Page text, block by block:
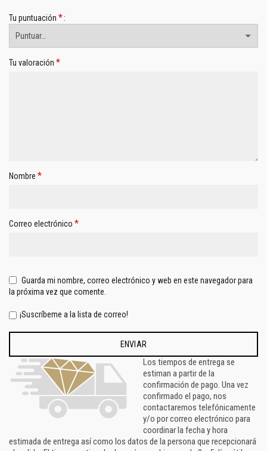
Tu puntuación *
Tu valoración *
Nombre *
Correo electrónico *
Guarda mi nombre, correo electrónico y web en este navegador para
la próxima vez que comente.
¡Suscríbeme a la lista de correo!
Los tiempos de entrega se
estiman a partir de la
confirmación de pago. Una vez
confirmado el pago, nos
contactaremos telefónicamente
y/o por correo electrónico para
coordinar la fecha y hora
estimada de entrega así como los datos de la persona que recepcionará